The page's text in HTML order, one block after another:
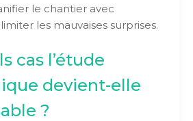
le chantier avec
les mauvaises surprises.
cas l’étude
devient-elle
?